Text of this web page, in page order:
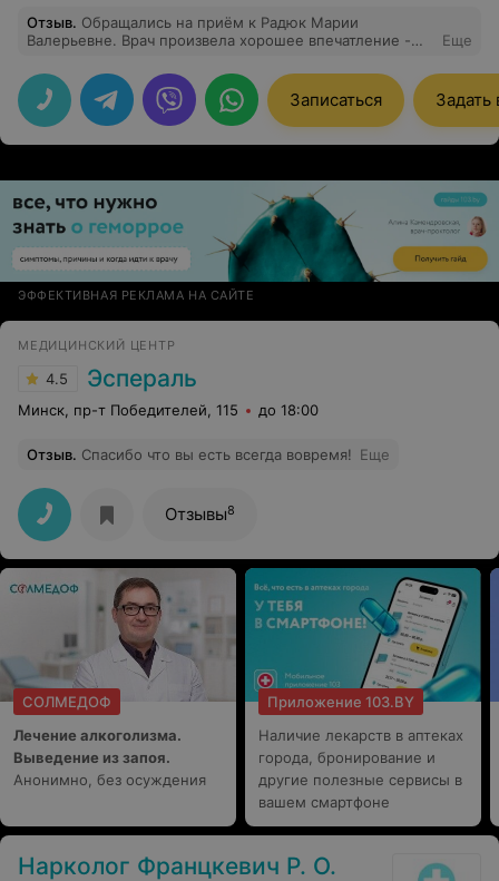
Отзыв. Обращались на приём к Радюк Марии
Валерьевне. Врач произвела хорошее впечатление -
дала профессиональные рекомендации.
Еще
Записаться Задать
ЭФФЕКТИВНАЯ РЕКЛАМА НА САЙТЕ
МЕДИЦИНСКИЙ ЦЕНТР
4.5 Эспераль
Минск, пр-т Победителей, 115 до 18:00
Отзыв. Спасибо что вы есть всегда вовремя! Еще
Отзывы8
СОЛМЕДОФ
Лечение алкоголизма.
Выведение из запоя.
Анонимно, без осуждения
Приложение 103.BY
Наличие лекарств в аптеках
города, бронирование и
другие полезные сервисы в
вашем смартфоне
Нарколог Францкевич Р. О.